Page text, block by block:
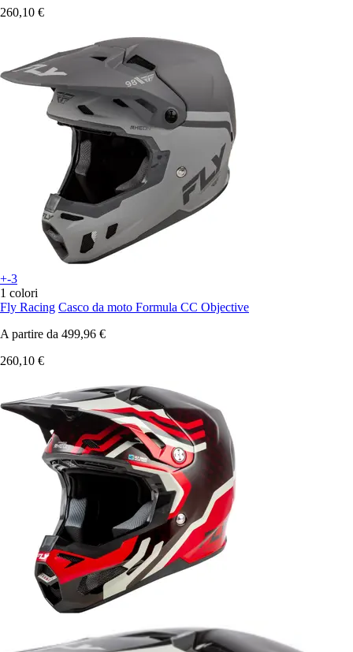
260,10 €
+-3
1 colori
Fly Racing Casco da moto Formula CC Objective
A partire da 499,96 €
260,10 €